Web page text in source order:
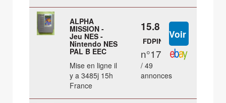
ALPHA
MISSION -
Jeu NES -
Nintendo NES
PAL B EEC
Mise en ligne il
y a 3485j 15h
France
15.8 €
FDPIN
n°17
/ 49
annonces